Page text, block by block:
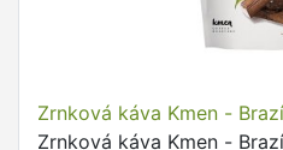
Zrnková káva Kmen -
Zrnková káva Kmen -